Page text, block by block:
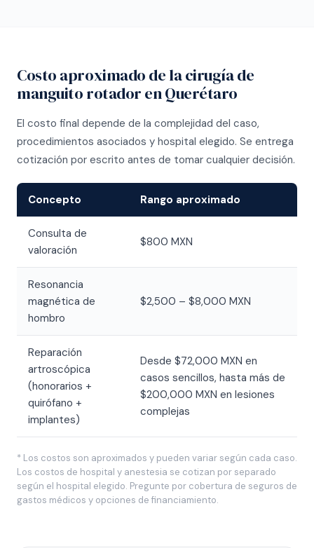
Costo aproximado de la cirugía de
manguito rotador en Querétaro
El costo final depende de la complejidad del caso,
procedimientos asociados y hospital elegido. Se entrega
cotización por escrito antes de tomar cualquier decisión.
Concepto Rango aproximado
Consulta de
valoración
$800 MXN
Resonancia
magnética de
hombro
$2,500 – $8,000 MXN
Reparación
artroscópica
(honorarios +
quirófano +
implantes)
Desde $72,000 MXN en
casos sencillos, hasta más de
$200,000 MXN en lesiones
complejas
* Los costos son aproximados y pueden variar según cada caso.
Los costos de hospital y anestesia se cotizan por separado
según el hospital elegido. Pregunte por cobertura de seguros de
gastos médicos y opciones de financiamiento.